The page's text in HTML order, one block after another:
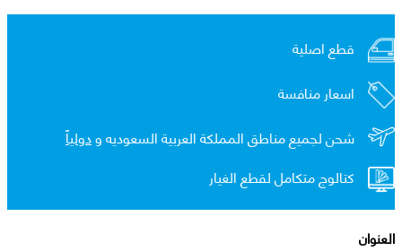
قطع اصلية
اسعار منافسة
شحن لجميع مناطق المملكة العربية السعوديه ودولياً
كتالوج متكامل لقطع الغيار
العنوان